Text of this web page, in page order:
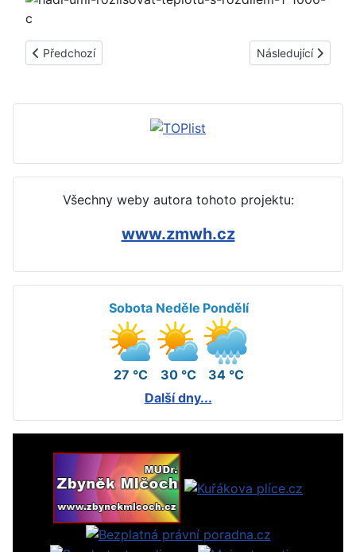
Předchozí článek: Potápění, potapěči a rýma - s rýmou se
Předchozí Další článek: Jak
Následující
Všechny weby autora tohoto projektu:
www.zmwh.cz
Sobota
27 °C
Neděle
30 °C
Pondělí
34 °C
Další dny...